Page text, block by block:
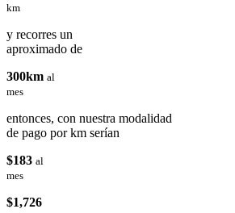
km
y recorres un
aproximado de
300km al
mes
entonces, con nuestra modalidad
de pago por km serían
$183 al
mes
$1,726